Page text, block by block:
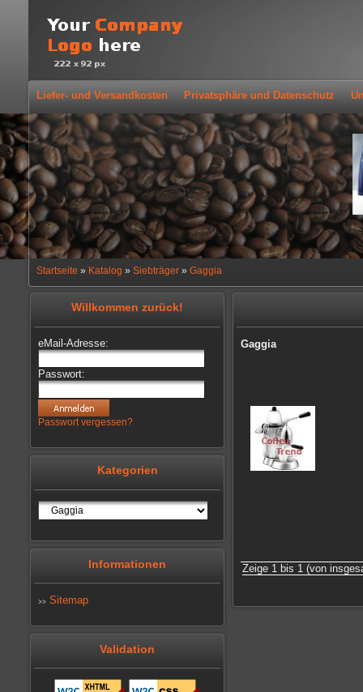
Startseite » Katalog » Siebträger » Gaggia
Gaggia
Zeige 1 bis 1 (von
Willkommen zurück!
eMail-Adresse:
Passwort:
Passwort vergessen?
Kategorien
Informationen
>> Sitemap
Validation
Liefer- und Versandkosten Privatsphäre und Datenschutz